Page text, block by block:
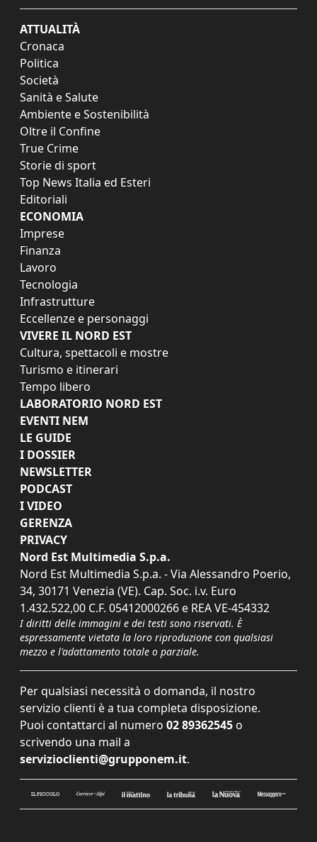
ATTUALITÀ
Cronaca
Politica
Società
Sanità e Salute
Ambiente e Sostenibilità
Oltre il Confine
True Crime
Storie di sport
Top News Italia ed Esteri
Editoriali
ECONOMIA
Imprese
Finanza
Lavoro
Tecnologia
Infrastrutture
Eccellenze e personaggi
VIVERE IL NORD EST
Cultura, spettacoli e mostre
Turismo e itinerari
Tempo libero
LABORATORIO NORD EST
EVENTI NEM
LE GUIDE
I DOSSIER
NEWSLETTER
PODCAST
I VIDEO
GERENZA
PRIVACY
Nord Est Multimedia S.p.a.
Nord Est Multimedia S.p.a. - Via Alessandro Poerio,
34, 30171 Venezia (VE). Cap. Soc. i.v. Euro
1.432.522,00 C.F. 05412000266 e REA VE-454332
I diritti delle immagini e dei testi sono riservati. È
espressamente vietata la loro riproduzione con qualsiasi
mezzo e l'adattamento totale o parziale.
Per qualsiasi necessità o domanda, il nostro
servizio clienti è a tua completa disposizione.
Puoi contattarci al numero 02 89362545 o
scrivendo una mail a
servizioclienti@grupponem.it.